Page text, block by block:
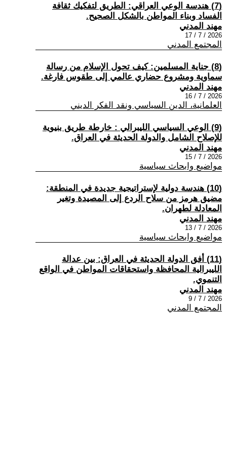
(7) هندسة الوعي العراقي: الطريق لتفكيك ثقافة
الفساد وبناء المواطن بالشكل الصحيح.
مهند المدني
2026 / 7 / 17
المجتمع المدني
(8) جناية المسلمين: كيف تحول الإسلام من رسالة
سماوية ومشروع حضاري عالمي إلى طقوس فارغة.
مهند المدني
2026 / 7 / 16
العلمانية، الدين السياسي ونقد الفكر الديني
(9) الوعي السياسي الليبرالي : خارطة طريق بنيوية
للإصلاح الشامل والدولة الحديثة في العراق.
مهند المدني
2026 / 7 / 15
مواضيع وابحاث سياسية
(10) هندسة دولية لإستراتيجية جديدة في المنطقة:
مضيق هرمز من سلاح الردع إلى المصيدة وتغير
المعادلة لطهران.
مهند المدني
2026 / 7 / 13
مواضيع وابحاث سياسية
(11) أفق الدولة الحديثة في العراق: بين عدالة
الليبرالية المحافظة واستحقاقات المواطن في الواقع
التنموي.
مهند المدني
2026 / 7 / 9
المجتمع المدني